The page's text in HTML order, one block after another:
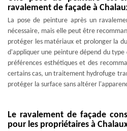
ravalement de façade à
La pose de peinture après un
nécessaire, mais elle peut être
protéger les matériaux et prolonger la
d'appliquer une peinture dépend du
préférences esthétiques et des
certains cas, un traitement hydrofuge
protéger la surface sans altérer
Le ravalement de façade
pour les propriétaires à